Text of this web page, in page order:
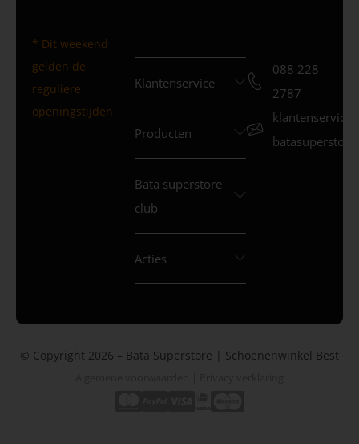
* Dit weekend
gelden de
reguliere
openingstijden
Klantenservice
Producten
Bata superstore
club
Acties
088 228
2787
© Copyright 2026 – Bata Superstore | Schoenenwinkel Best